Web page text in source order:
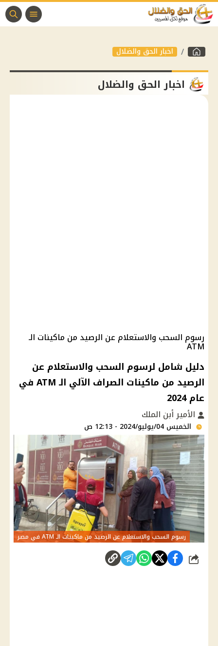
اخبار الحق والضلال
اخبار الحق والضلال
رسوم السحب والاستعلام عن الرصيد من ماكينات الـ
ATM
دليل شامل لرسوم السحب والاستعلام عن
الرصيد من ماكينات الصراف الآلي الـ ATM في
عام 2024
الأمير أبن الملك
الخميس 04/يوليو/2024 - 12:13 ص
رسوم السحب والاستعلام عن الرصيد من ماكينات الـ ATM في مصر
شارك